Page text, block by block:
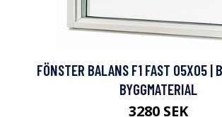
FÖNSTER BALANS F1 FAST 05X05 |
BYGGMATERIAL
3280 SEK